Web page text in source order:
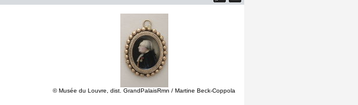
© Musée du Louvre, dist. GrandPalaisRmn / Martine Beck-Coppola